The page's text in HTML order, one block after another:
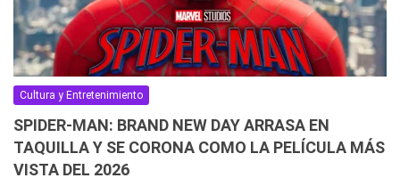
Cultura y Entretenimiento
SPIDER-MAN: BRAND NEW DAY ARRASA EN
TAQUILLA Y SE CORONA COMO LA PELÍCULA MÁS
VISTA DEL 2026